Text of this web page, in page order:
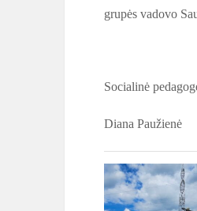
grupės vadovo
Socialinė
Diana Paužienė